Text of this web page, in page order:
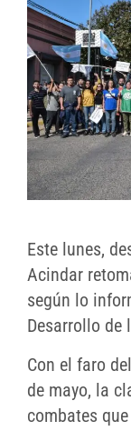
Este lunes,
Acindar
según lo
Desarrollo de
Con el faro
de mayo, la
combates